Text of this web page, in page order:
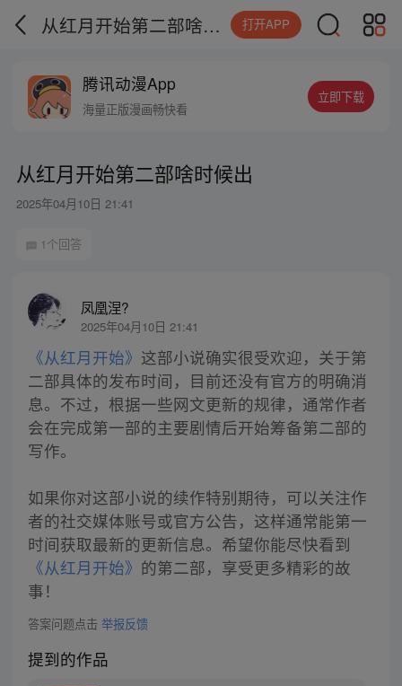
从红月开始第二部啥时候出 打开APP
腾讯动漫App
海量正版漫画畅快看
立即下载
从红月开始第二部啥时候出
2025年04月10日 21:41
1个回答
凤凰涅?
2025年04月10日 21:41
《从红月开始》 这部小说确实很受欢迎，关于第
二部具体的发布时间，目前还没有官方的明确消
息。不过，根据一些网文更新的规律，通常作者
会在完成第一部的主要剧情后开始筹备第二部的
写作。
如果你对这部小说的续作特别期待，可以关注作
者的社交媒体账号或官方公告，这样通常能第一
时间获取最新的更新信息。希望你能尽快看到
《从红月开始》 的第二部，享受更多精彩的故
事！
答案问题点击 举报反馈
提到的作品